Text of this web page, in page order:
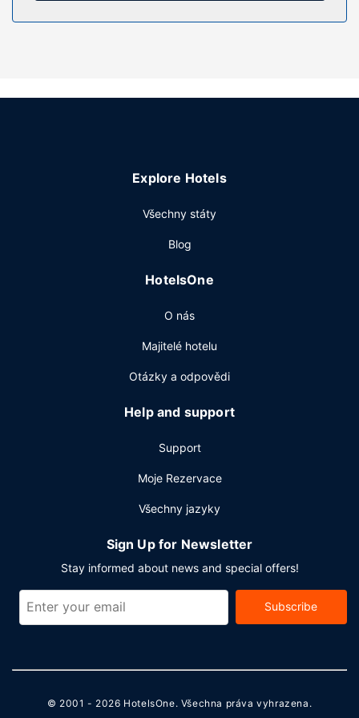
Vybavení nemovitosti
Explore Hotels
Všechny státy
Blog
HotelsOne
O nás
Majitelé hotelu
Otázky a odpovědi
Help and support
Support
Moje Rezervace
Všechny jazyky
Sign Up for Newsletter
Stay informed about news and special offers!
Subscribe
© 2001 - 2026 HotelsOne. Všechna práva vyhrazena.